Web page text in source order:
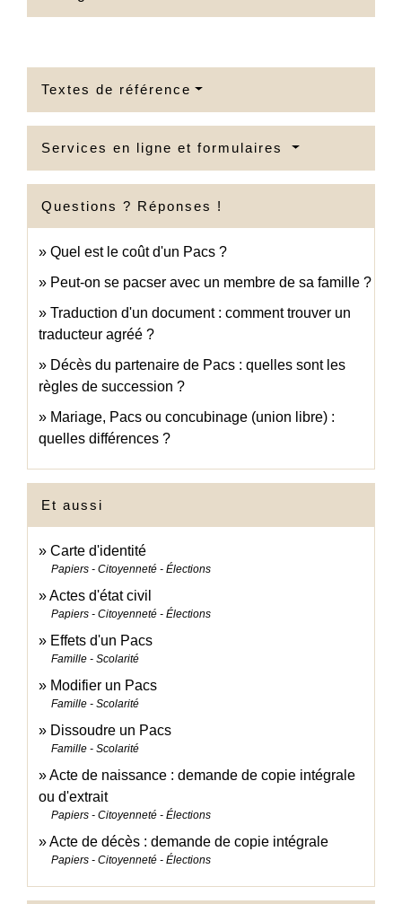
Textes de référence
Services en ligne et formulaires
Questions ? Réponses !
Quel est le coût d'un Pacs ?
Peut-on se pacser avec un membre de sa famille ?
Traduction d'un document : comment trouver un
traducteur agréé ?
Décès du partenaire de Pacs : quelles sont les
règles de succession ?
Mariage, Pacs ou concubinage (union libre) :
quelles différences ?
Et aussi
Carte d'identité
Papiers - Citoyenneté - Élections
Actes d'état civil
Papiers - Citoyenneté - Élections
Effets d'un Pacs
Famille - Scolarité
Modifier un Pacs
Famille - Scolarité
Dissoudre un Pacs
Famille - Scolarité
Acte de naissance : demande de copie intégrale
ou d'extrait
Papiers - Citoyenneté - Élections
Acte de décès : demande de copie intégrale
Papiers - Citoyenneté - Élections